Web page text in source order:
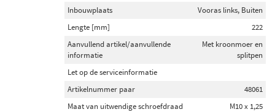
Inbouwplaats
Vooras links, Buiten
Lengte [mm]
222
Aanvullend artikel/aanvullende
informatie
Met kroonmoer en
splitpen
Let op de serviceinformatie
Artikelnummer paar
48061
Maat van uitwendige schroefdraad
M10 x 1,25